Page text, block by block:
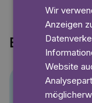
Entdecke
Wir
Anzeigen
Website